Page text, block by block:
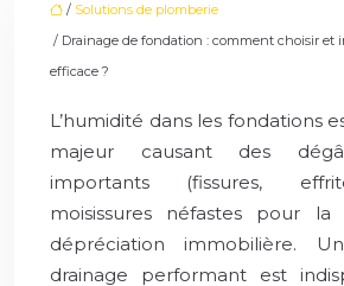
/ Solutions de plomberie
/ Drainage de fondation : comment choisir et
efficace ?
L’humidité dans les fondations
majeur causant des
importants (fissures,
moisissures néfastes pour
dépréciation immobilière.
drainage performant est